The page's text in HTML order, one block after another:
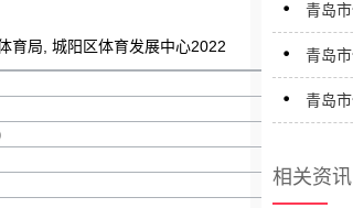
育局, 城阳区体育发展中心2022
青岛
青岛
青岛
相关资讯